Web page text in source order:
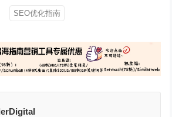
SEO优化指南